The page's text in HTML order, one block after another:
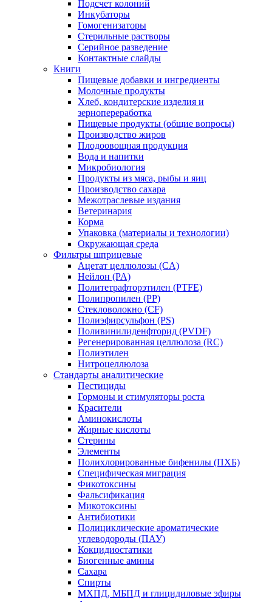
Подсчет колоний
Инкубаторы
Гомогенизаторы
Стерильные растворы
Серийное разведение
Контактные слайды
Книги
Пищевые добавки и ингредиенты
Молочные продукты
Хлеб, кондитерские изделия и
зернопереработка
Пищевые продукты (общие вопросы)
Производство жиров
Плодоовощная продукция
Вода и напитки
Микробиология
Продукты из мяса, рыбы и яиц
Производство сахара
Межотраслевые издания
Ветеринария
Корма
Упаковка (материалы и технологии)
Окружающая среда
Фильтры шприцевые
Ацетат целлюлозы (CA)
Нейлон (PA)
Политетрафторэтилен (PTFE)
Полипропилен (PP)
Стекловолокно (CF)
Полиэфирсульфон (PS)
Поливинилиденфторид (PVDF)
Регенерированная целлюлоза (RC)
Полиэтилен
Нитроцеллюлоза
Стандарты аналитические
Пестициды
Гормоны и стимуляторы роста
Красители
Аминокислоты
Жирные кислоты
Стерины
Элементы
Полихлорированные бифенилы (ПХБ)
Специфическая миграция
Фикотоксины
Фальсификация
Микотоксины
Антибиотики
Полициклические ароматические
углеводороды (ПАУ)
Кокцидиостатики
Биогенные амины
Сахара
Спирты
МХПД, МБПД и глицидиловые эфиры